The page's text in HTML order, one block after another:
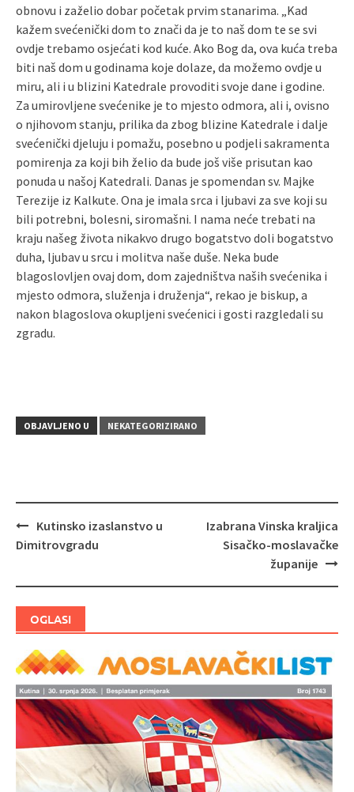
obnovu i zaželio dobar početak prvim stanarima. „Kad
kažem svećenički dom to znači da je to naš dom te se svi
ovdje trebamo osjećati kod kuće. Ako Bog da, ova kuća treba
biti naš dom u godinama koje dolaze, da možemo ovdje u
miru, ali i u blizini Katedrale provoditi svoje dane i godine.
Za umirovljene svećenike je to mjesto odmora, ali i, ovisno
o njihovom stanju, prilika da zbog blizine Katedrale i dalje
svećenički djeluju i pomažu, posebno u podjeli sakramenta
pomirenja za koji bih želio da bude još više prisutan kao
ponuda u našoj Katedrali. Danas je spomendan sv. Majke
Terezije iz Kalkute. Ona je imala srca i ljubavi za sve koji su
bili potrebni, bolesni, siromašni. I nama neće trebati na
kraju našeg života nikakvo drugo bogatstvo doli bogatstvo
duha, ljubav u srcu i molitva naše duše. Neka bude
blagoslovljen ovaj dom, dom zajedništva naših svećenika i
mjesto odmora, služenja i druženja“, rekao je biskup, a
nakon blagoslova okupljeni svećenici i gosti razgledali su
zgradu.
OBJAVLJENO U NEKATEGORIZIRANO
Navigacija
Kutinsko izaslanstvo u
Dimitrovgradu
Izabrana Vinska kraljica
Sisačko-moslavačke
županije
OGLASI